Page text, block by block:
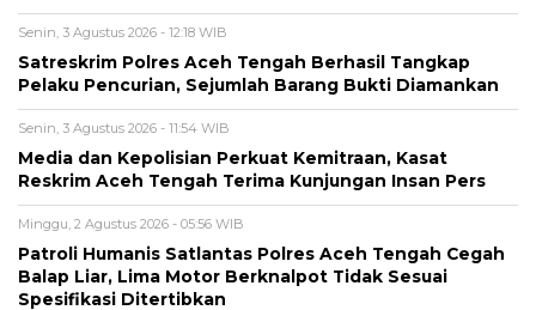
Senin, 3 Agustus 2026 - 12:18 WIB
Satreskrim Polres Aceh Tengah Berhasil Tangkap
Pelaku Pencurian, Sejumlah Barang Bukti Diamankan
Senin, 3 Agustus 2026 - 11:54 WIB
Media dan Kepolisian Perkuat Kemitraan, Kasat
Reskrim Aceh Tengah Terima Kunjungan Insan Pers
Minggu, 2 Agustus 2026 - 05:56 WIB
Patroli Humanis Satlantas Polres Aceh Tengah Cegah
Balap Liar, Lima Motor Berknalpot Tidak Sesuai
Spesifikasi Ditertibkan